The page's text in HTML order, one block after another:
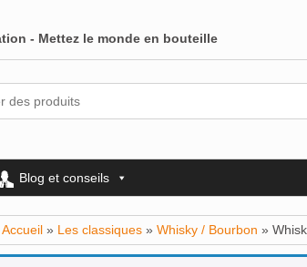
- Mettez le monde en bouteille
Blog et conseils
Accueil » Les classiques » Whisky / Bourbon »